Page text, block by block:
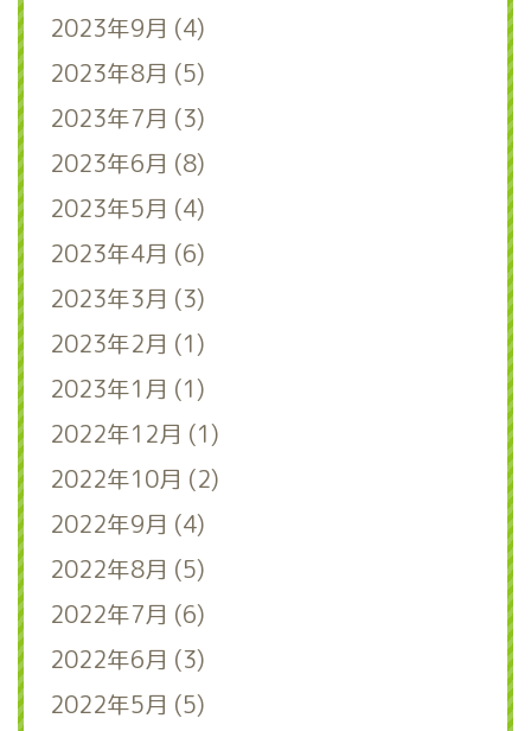
2023年9月 (4)
2023年8月 (5)
2023年7月 (3)
2023年6月 (8)
2023年5月 (4)
2023年4月 (6)
2023年3月 (3)
2023年2月 (1)
2023年1月 (1)
2022年12月 (1)
2022年10月 (2)
2022年9月 (4)
2022年8月 (5)
2022年7月 (6)
2022年6月 (3)
2022年5月 (5)